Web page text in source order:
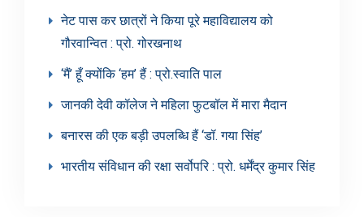
नेट पास कर छात्रों ने किया पूरे महाविद्यालय को
गौरवान्वित : प्रो. गोरखनाथ
‘मैं’ हूँ क्योंकि ‘हम’ हैं : प्रो.स्वाति पाल
जानकी देवी कॉलेज ने महिला फुटबॉल में मारा मैदान
बनारस की एक बड़ी उपलब्धि हैं ‘डॉ. गया सिंह’
भारतीय संविधान की रक्षा सर्वोपरि : प्रो. धर्मेंद्र कुमार सिंह